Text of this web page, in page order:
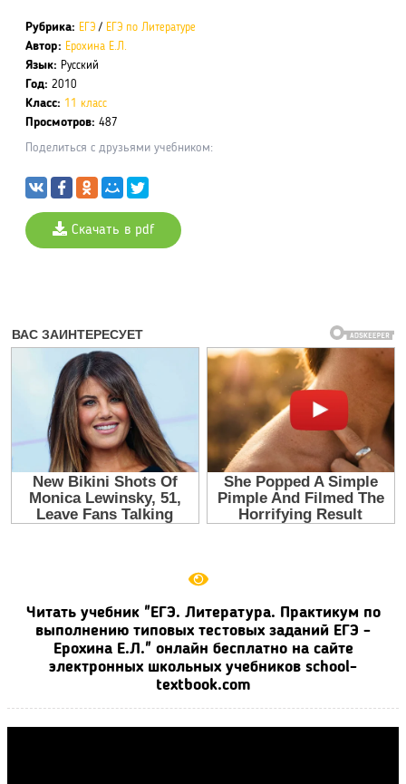
Рубрика: ЕГЭ / ЕГЭ по Литературе
Автор: Ерохина Е.Л.
Язык: Русский
Год: 2010
Класс: 11 класс
Просмотров: 487
Поделиться с друзьями учебником:
Скачать в pdf
Читать учебник "ЕГЭ. Литература. Практикум по
выполнению типовых тестовых заданий ЕГЭ -
Ерохина Е.Л." онлайн бесплатно на сайте
электронных школьных учебников school-
textbook.com